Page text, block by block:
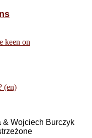
keen on
(en)
Wojciech Burczyk